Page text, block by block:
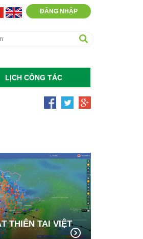
ĐĂNG NHẬP
LỊCH CÔNG TÁC
THIÊN TAI VIỆT